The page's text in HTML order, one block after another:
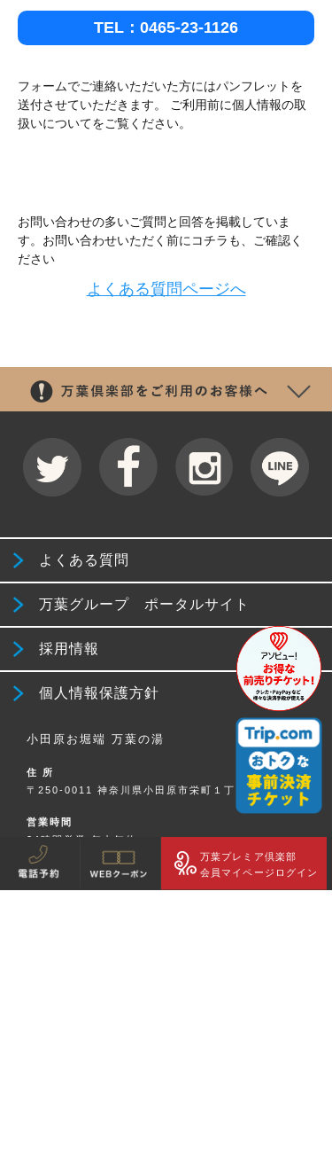
TEL：0465-23-1126
フォームでご連絡いただいた方にはパンフレットを
送付させていただきます。 ご利用前に個人情報の取
扱いについてをご覧ください。
お問い合わせの多いご質問と回答を掲載していま
す。 お問い合わせいただく前にコチラも、ご確認く
ださい
よくある質問ページへ
よくある質問
万葉グループ ポータルサイト
採用情報
個人情報保護方針
小田原お堀端 万葉の湯
住 所
〒250-0011 神奈川県小田原市栄町１丁目５−１４
営業時間
24時間営業 年中無休
※施設メンテナンス等による臨時休館あり万葉プレミア倶楽部
会員マイページログイン